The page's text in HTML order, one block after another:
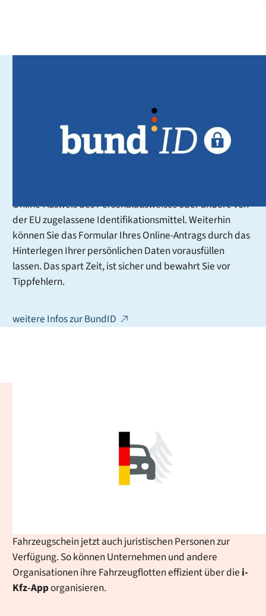
Mit der BundID erhalten Sie im Rahmen des
Onlinezugangsgesetzes (OZG) ein zentrales Konto, mit
dem Sie sich online gegenüber Behörden ausweisen
Online-Ausweis des Personalausweises oder andere von
der EU zugelassene Identifikationsmittel. Weiterhin
können Sie das Formular Ihres Online-Antrags durch das
Hinterlegen Ihrer persönlichen Daten vorausfüllen
lassen. Das spart Zeit, ist sicher und bewahrt Sie vor
Tippfehlern.
weitere Infos zur BundID
sicher und immer griffbereit
Ob Auto, Moped oder Wohnmobil: Die App ermöglicht es
Fahrzeugschein jetzt auch juristischen Personen zur
Verfügung. So können Unternehmen und andere
Organisationen ihre Fahrzeugflotten effizient über die i-
Kfz-Apporganisieren.